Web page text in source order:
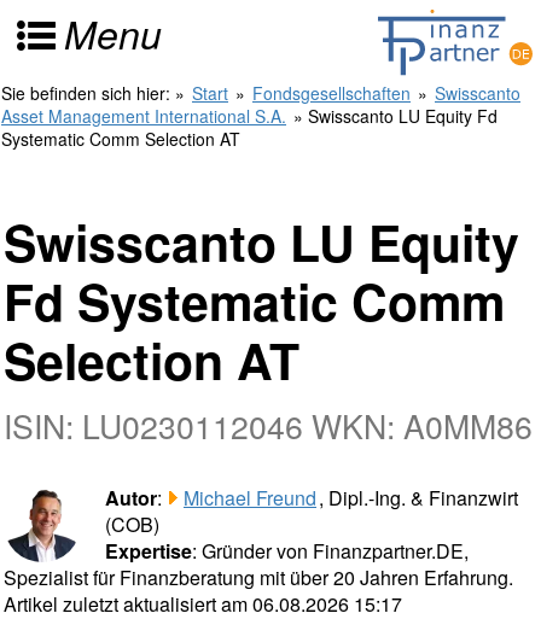
Menu
Sie befinden sich hier: » Start » Fondsgesellschaften » Swisscanto
Asset Management International S.A. » Swisscanto LU Equity Fd
Systematic Comm Selection AT
Swisscanto LU Equity
Fd Systematic Comm
Selection AT
ISIN: LU0230112046 WKN: A0MM86
Autor: Michael Freund, Dipl.-Ing. & Finanzwirt
(COB)
Expertise: Gründer von Finanzpartner.DE,
Spezialist für Finanzberatung mit über 20 Jahren Erfahrung.
Artikel zuletzt aktualisiert am 06.08.2026 15:17